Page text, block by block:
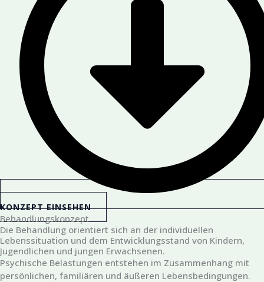
KONZEPT EINSEHEN
Behandlungskonzept
Die Behandlung orientiert sich an der individuellen
Lebenssituation und dem Entwicklungsstand von Kindern,
Jugendlichen und jungen Erwachsenen.
Psychische Belastungen entstehen im Zusammenhang mit
persönlichen, familiären und äußeren Lebensbedingungen.